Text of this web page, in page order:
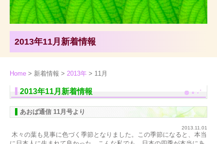
2013年11月新着情報
Home > 新着情報 > 2013年 > 11月
2013年11月新着情報
あおば通信 11月号より
2013.11.01
木々の葉も見事に色づく季節となりました。この季節になると、本当